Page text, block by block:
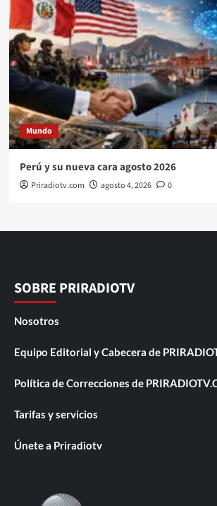
Mundo
Perú y su nueva cara agosto 2026
Priradiotv.com agosto 4, 2026 0
SOBRE PRIRADIOTV
Nosotros
Equipo Editorial y Cabecera de
Política de Correcciones de
Tarifas y servicios
Únete a Priradiotv